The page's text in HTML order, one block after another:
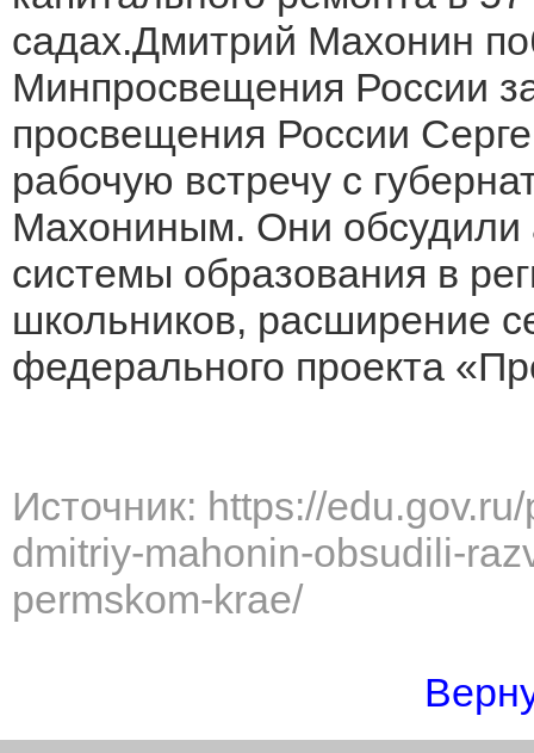
садах.Дмитрий Махонин
Минпросвещения России
просвещения России
рабочую встречу с
Махониным. Они обсудили
системы образования в
школьников, расширение
федерального проекта
Источник: https://
dmitriy-mahonin-obsudili-
permskom-krae/